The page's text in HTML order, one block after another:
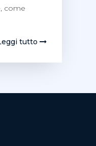
come
tutto